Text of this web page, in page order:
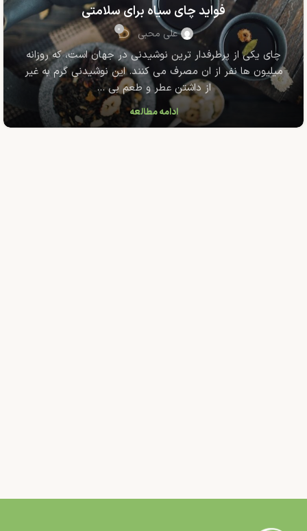
فواید چای سیاه برای سلامتی
علی محبی ۰
چای یکی از پرطرفدار ترین نوشیدنی در جهان است، که روزانه
میلیون ها نفر از ان مصرف می کنند. این نوشیدنی گرم به غیر
از داشتن عطر و طعم بی ...
ادامه مطالعه